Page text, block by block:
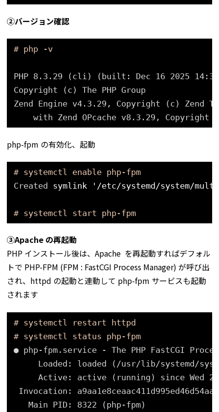
②バージョン確認
# php -v
PHP 8.3.29 (cli) (built: Dec 16 2025
Copyright (c) The PHP Group
Zend Engine v4.3.29, Copyright (c) Zend
with Zend OPcache v8.3.29, Copyright
php-fpm の有効化、起動
# systemctl enable php-fpm
Created symlink '/etc/systemd/system/
# systemctl start php-fpm
③Apache の再起動
PHP インストール後は、Apache を再起動すればデフォル
トで PHP-FPM (FPM : FastCGI Process Manager) が呼び出
され、httpd の起動と連動して php-fpm サービスも起動
されます
# systemctl restart httpd
# systemctl status php-fpm
● php-fpm.service - The PHP FastCGI
Loaded: loaded ( /usr/lib/systemd/
Active: active (running) since Wed
Invocation:
Main PID: 8322 (php-fpm)